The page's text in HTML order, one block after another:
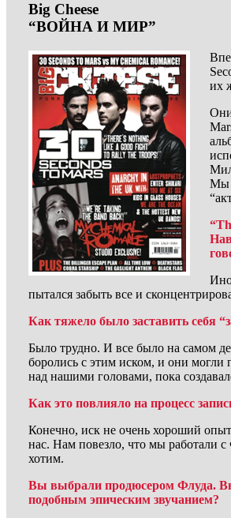
Big Cheese
“ВОЙНА И МИР”
их
Они
Мы
пытался забыть все и
Как тяжело было заставить себя
Было трудно. И все было на самом
боролись с этим иском, и они
над нашими головами, пока
Как это повлияло на процесс
Конечно, иск не очень хороший
нас. Нам повезло, что мы работали
хотим.
Вы выбрали продюсером Флуда.
подобным эпическим звучанием?